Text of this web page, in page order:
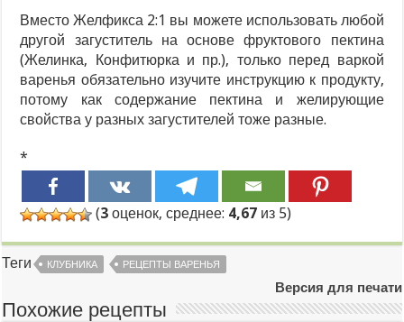
Вместо Желфикса 2:1 вы можете использовать любой
другой загуститель на основе фруктового пектина
(Желинка, Конфитюрка и пр.), только перед варкой
варенья обязательно изучите инструкцию к продукту,
потому как содержание пектина и желирующие
свойства у разных загустителей тоже разные.
*
(3 оценок, среднее: 4,67 из 5)
Теги КЛУБНИКА РЕЦЕПТЫ ВАРЕНЬЯ
Версия для печати
Похожие рецепты